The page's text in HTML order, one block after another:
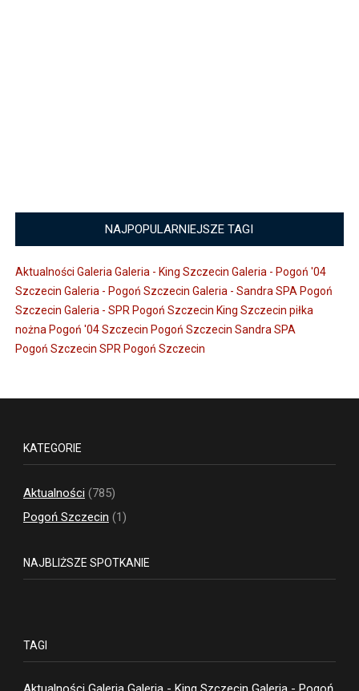
NAJPOPULARNIEJSZE TAGI
Aktualności Galeria Galeria - King Szczecin Galeria - Pogoń '04
Szczecin Galeria - Pogoń Szczecin Galeria - Sandra SPA Pogoń
Szczecin Galeria - SPR Pogoń Szczecin King Szczecin piłka
nożna Pogoń '04 Szczecin Pogoń Szczecin Sandra SPA
Pogoń Szczecin SPR Pogoń Szczecin
KATEGORIE
Aktualności (785)
Pogoń Szczecin (1)
NAJBLIŻSZE SPOTKANIE
TAGI